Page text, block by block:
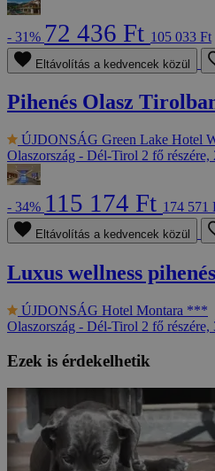
- 31% 72 436 Ft 105 033 Ft
Eltávolítás a kedvencek közül
Pihenés Olasz
ÚJDONSÁG Green Lake Hotel
Olaszország - Dél-Tirol 2 fő
- 34% 115 174 Ft 174 571
Eltávolítás a kedvencek közül
Luxus wellness
ÚJDONSÁG Hotel Montara ***
Olaszország - Dél-Tirol 2 fő
Ezek is érdekelhetik